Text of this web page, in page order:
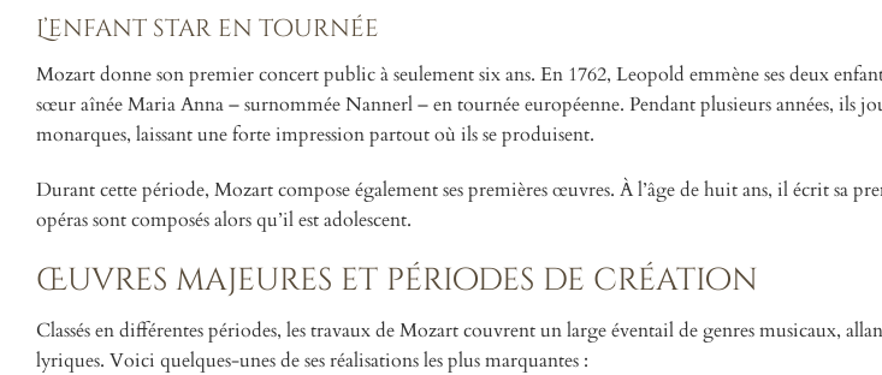
L’enfant star en tournée
Mozart donne son premier concert public à seulement six ans. En 1762, Leopold emmène ses deux
sœur aînée Maria Anna – surnommée Nannerl – en tournée européenne. Pendant plusieurs années, ils
monarques, laissant une forte impression partout où ils se produisent.
Durant cette période, Mozart compose également ses premières œuvres. À l’âge de huit ans, il écrit sa
opéras sont composés alors qu’il est adolescent.
Œuvres majeures et périodes de création
Classés en différentes périodes, les travaux de Mozart couvrent un large éventail de genres musicaux,
lyriques. Voici quelques-unes de ses réalisations les plus marquantes :